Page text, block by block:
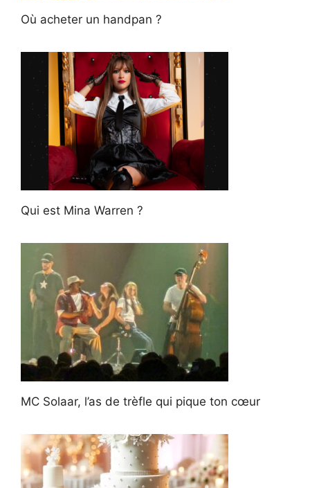
Où acheter un handpan ?
Qui est Mina Warren ?
MC Solaar, l’as de trèfle qui pique ton cœur